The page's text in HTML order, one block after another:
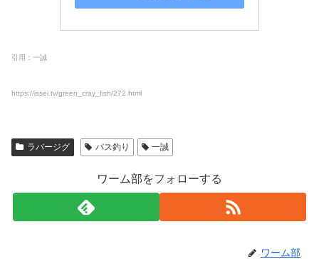
引用：一誠
https://issei.tv/green_cray_fish/272.html
ラバージグ バス釣り 一誠
ワーム部をフォローする
ワーム部